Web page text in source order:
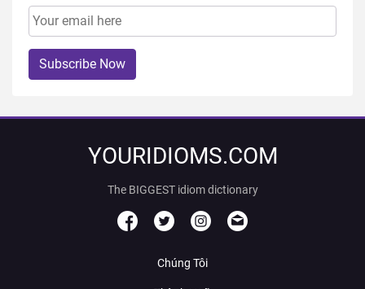
Subscribe Now
YOURIDIOMS.COM
The BIGGEST idiom dictionary
Chúng Tôi